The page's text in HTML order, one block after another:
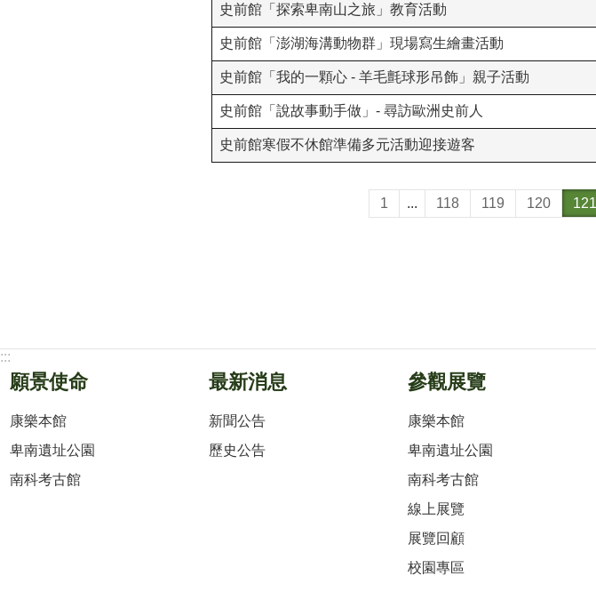
史前館「探索卑南山之旅」教育活動
史前館「澎湖海溝動物群」現場寫生繪畫活動
史前館「我的一顆心 - 羊毛氈球形吊飾」親子活動
史前館「說故事動手做」- 尋訪歐洲史前人
史前館寒假不休館準備多元活動迎接遊客
1 ... 118 119 120 121
:::
願景使命
康樂本館
卑南遺址公園
南科考古館
最新消息
新聞公告
歷史公告
參觀展覽
康樂本館
卑南遺址公園
南科考古館
線上展覽
展覽回顧
校園專區